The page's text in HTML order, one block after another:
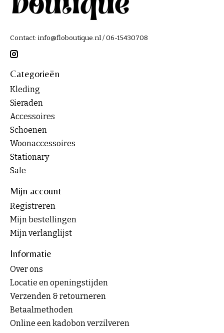
Contact: info@floboutique.nl/ 06-15430708
Categorieën
Kleding
Sieraden
Accessoires
Schoenen
Woonaccessoires
Stationary
Sale
Mijn account
Registreren
Mijn bestellingen
Mijn verlanglijst
Informatie
Over ons
Locatie en openingstijden
Verzenden & retourneren
Betaalmethoden
Online een kadobon verzilveren